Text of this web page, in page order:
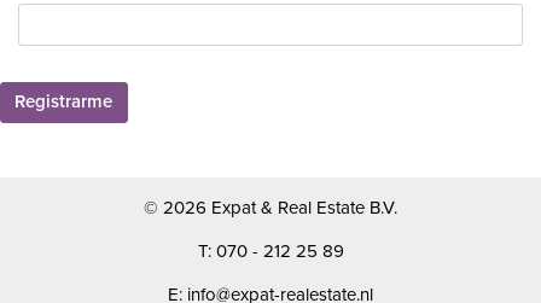
Registrarme
© 2026 Expat & Real Estate B.V.
T: 070 - 212 25 89
E: info@expat-realestate.nl